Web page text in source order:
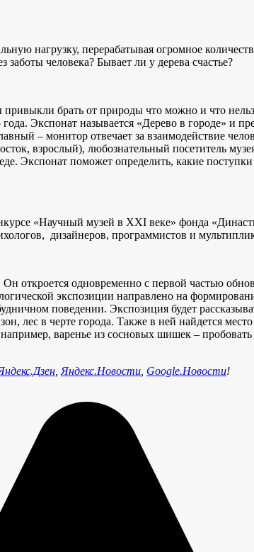
нагрузку, перерабатывая огромное
человека? Бывает ли у дерева счастье?
брать от природы что можно и что
Экспонат называется «Дерево в городе» и
– монитор отвечает за взаимодействие
взрослый), любознательный посетитель
Экспонат поможет определить, какие
«Научный музей в ХХI веке» фонда
дизайнеров, программистов и
откроется одновременно с первой частью
экспозиции направлено на
поведении. Экспозиция будет
лес в черте города. Также в ней найдется
варенье из сосновых шишек –
Яндекс.Новости Google.Новости!